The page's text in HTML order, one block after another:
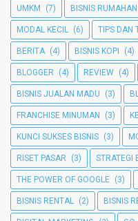
UMKM (7) BISNIS RUMAHAN
MODAL KECIL (6) TIPS DAN
BERITA (4) BISNIS KOPI (4)
BLOGGER (4) REVIEW (4)
BISNIS JUALAN MADU (3)
FRANCHISE MINUMAN (3)
KUNCI SUKSES BISNIS (3)
RISET PASAR (3) STRATEGI
THE POWER OF GOOGLE (3)
BISNIS RENTAL (2) BISNIS